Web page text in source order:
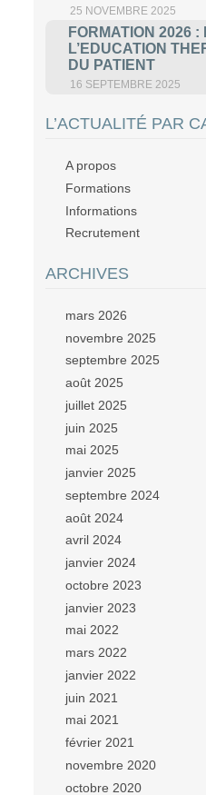
25 NOVEMBRE 2025
FORMATION 2026 :
L’EDUCATION
DU PATIENT
16 SEPTEMBRE 2025
L’ACTUALITÉ PAR
A propos
Formations
Informations
Recrutement
ARCHIVES
mars 2026
novembre 2025
septembre 2025
août 2025
juillet 2025
juin 2025
mai 2025
janvier 2025
septembre 2024
août 2024
avril 2024
janvier 2024
octobre 2023
janvier 2023
mai 2022
mars 2022
janvier 2022
juin 2021
mai 2021
février 2021
novembre 2020
octobre 2020